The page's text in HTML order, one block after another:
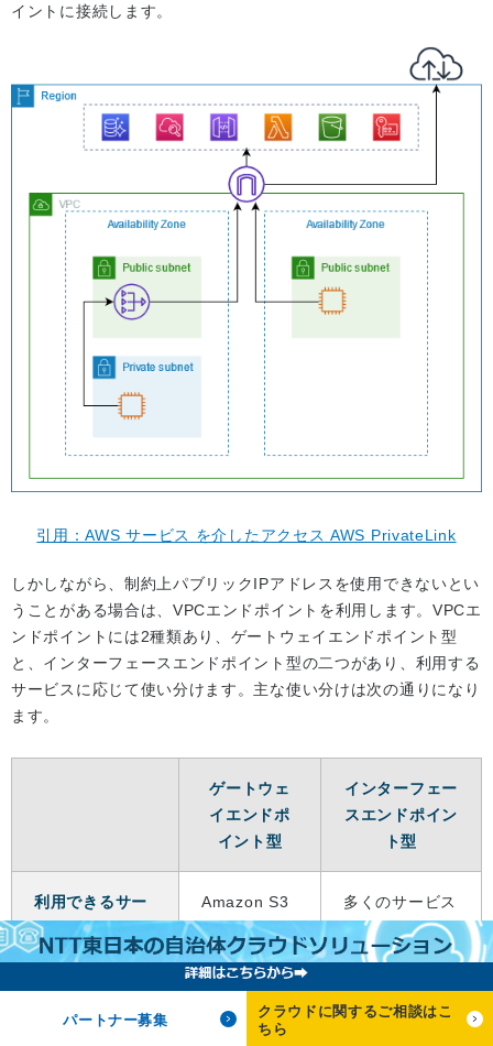
イントに接続します。
引用：AWS サービス を介したアクセス AWS PrivateLink
しかしながら、制約上パブリックIPアドレスを使用できないとい
うことがある場合は、VPCエンドポイントを利用します。VPCエ
ンドポイントには2種類あり、ゲートウェイエンドポイント型
と、インターフェースエンドポイント型の二つがあり、利用する
サービスに応じて使い分けます。主な使い分けは次の通りになり
ます。
ゲートウェ
イエンドポ
イント型
インターフェー
スエンドポイン
ト型
利用できるサー
ビス
Amazon S3
Amazon
DynamoDB
多くのサービス
料金 無料
ENIによる時間
パートナー募集
クラウドに関するご相談はこ
ちら